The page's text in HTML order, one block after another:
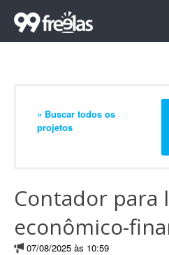
« Buscar todos os
projetos
Contador para
econômico-
07/08/2025 às 10:59